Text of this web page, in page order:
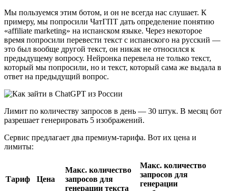
Мы пользуемся этим ботом, и он не всегда нас слушает. К
примеру, мы попросили ЧатГПТ дать определение понятию
«affiliate marketing» на испанском языке. Через некоторое
время попросили перевести текст с испанского на русский —
это был вообще другой текст, он никак не относился к
предыдущему вопросу. Нейронка перевела не только текст,
который мы попросили, но и текст, который сама же выдала в
ответ на предыдущий вопрос.
Лимит по количеству запросов в день — 30 штук. В месяц бот
разрешает генерировать 5 изображений.
Сервис предлагает два премиум-тарифа. Вот их цена и
лимиты:
Тариф Цена
Макс. количество
запросов для
генерации текста
Макс. количество
запросов для
генерации